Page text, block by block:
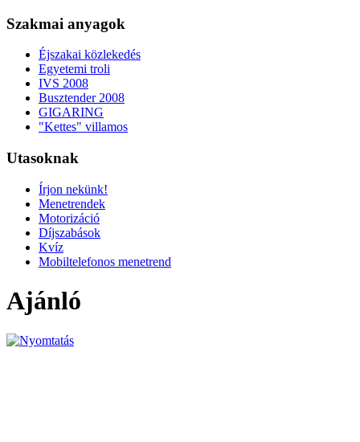
Szakmai anyagok
Éjszakai közlekedés
Egyetemi troli
IVS 2008
Busztender 2008
GIGARING
"Kettes" villamos
Utasoknak
Írjon nekünk!
Menetrendek
Motorizáció
Díjszabások
Kvíz
Mobiltelefonos menetrend
Ajánló